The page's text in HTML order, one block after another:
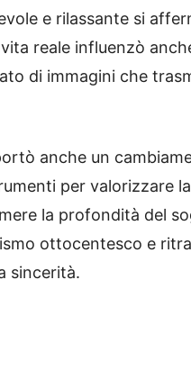
e rilassante si
reale influenzò
di immagini che
anche un
per valorizzare
la profondità del
ottocentesco e
sincerità.